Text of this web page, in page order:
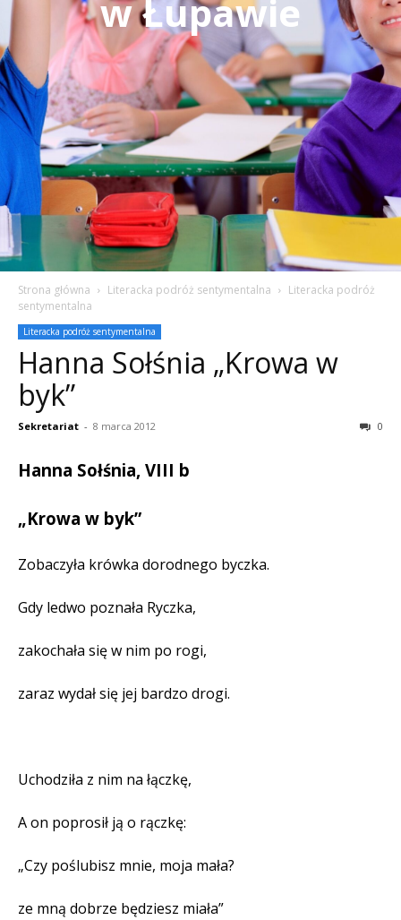
w Łupawie
Strona główna Literacka podróż sentymentalna
Literacka podróż
sentymentalna
Literacka podróż sentymentalna
Hanna Sołśnia „Krowa w
byk”
Sekretariat - 8 marca 2012 0
Hanna Sołśnia, VIII b
„Krowa w byk”
Zobaczyła krówka dorodnego byczka.
Gdy ledwo poznała Ryczka,
zakochała się w nim po rogi,
zaraz wydał się jej bardzo drogi.
Uchodziła z nim na łączkę,
A on poprosił ją o rączkę:
„Czy poślubisz mnie, moja mała?
ze mną dobrze będziesz miała”